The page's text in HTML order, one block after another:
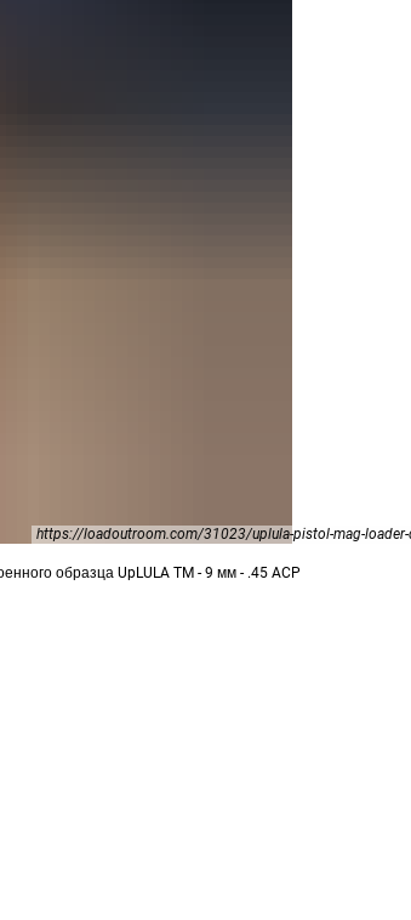
https://loadoutroom.com/31023/uplula-pistol-mag-
образца UpLULA TM - 9 мм - .45 ACP